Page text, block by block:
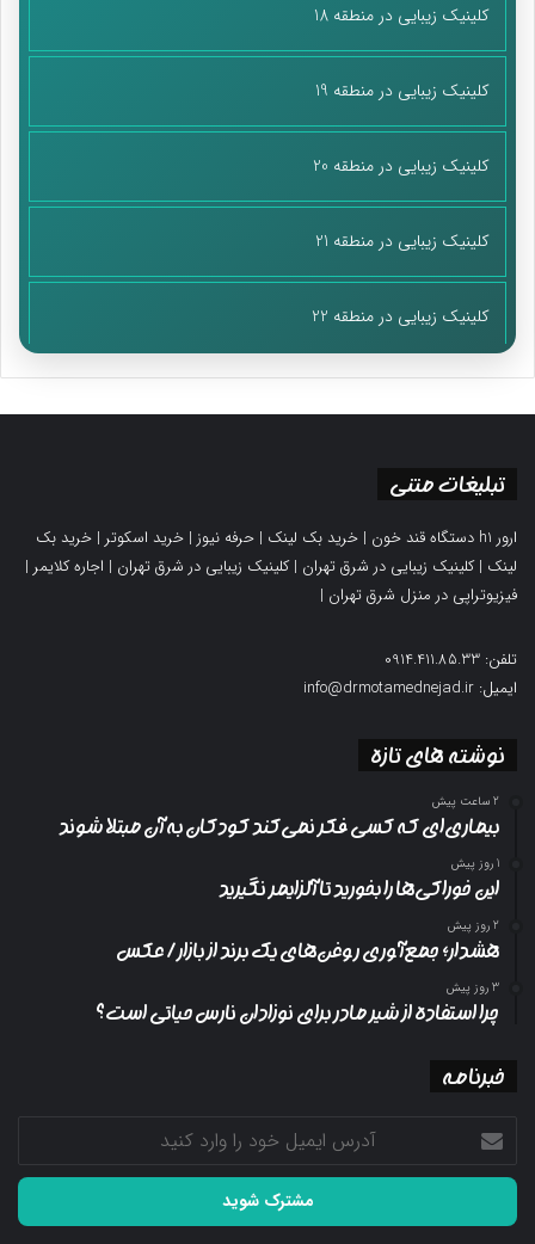
کلینیک زیبایی در منطقه 18
کلینیک زیبایی در منطقه 19
کلینیک زیبایی در منطقه 20
کلینیک زیبایی در منطقه 21
کلینیک زیبایی در منطقه 22
تبلیغات متنی
ارور h1 دستگاه قند خون | خرید بک لینک | حرفه نیوز | خرید اسکوتر | خرید بک
لینک |کلینیک زیبایی در شرق تهران |کلینیک زیبایی در شرق تهران | اجاره کلایمر |
فیزیوتراپی در منزل شرق تهران |
تلفن: 0914.411.85.33
ایمیل: info@drmotamednejad.ir
نوشته های تازه
2 ساعت پیش
بیماری‌ای که کسی فکر نمی‌کند کودکان به آن مبتلا شوند
1 روز پیش
این خوراکی‌ها را بخورید تا آلزایمر نگیرید
2 روز پیش
هشدار؛ جمع‌آوری روغن‌های یک برند از بازار/ عکس
3 روز پیش
چرا استفاده از شیر مادر برای نوزادان نارس حیاتی است؟
خبرنامه
آدرس
ایمیل
خود
وارد